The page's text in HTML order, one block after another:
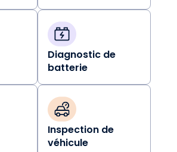
Diagnostic de
batterie
Inspection de
véhicule